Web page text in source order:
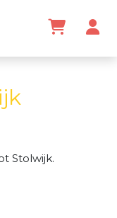
Stolwijk.